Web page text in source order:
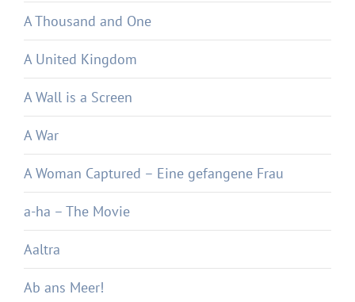
A Thousand and One
A United Kingdom
A Wall is a Screen
A War
A Woman Captured – Eine gefangene Frau
a-ha – The Movie
Aaltra
Ab ans Meer!